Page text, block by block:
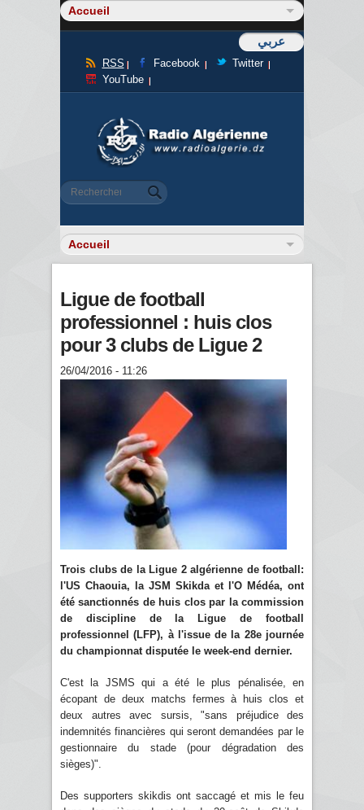
عربي
RSS Facebook
Twitter
YouTube
Formulaire de recherche
Rechercher
Ligue de football
professionnel : huis clos
pour 3 clubs de Ligue 2
26/04/2016 - 11:26
Trois clubs de la Ligue 2 algérienne de football:
l'US Chaouia, la JSM Skikda et l'O Médéa, ont
été sanctionnés de huis clos par la commission
de discipline de la Ligue de football
professionnel (LFP), à l'issue de la 28e journée
du championnat disputée le week-end dernier.
C'est la JSMS qui a été le plus pénalisée, en
écopant de deux matchs fermes à huis clos et
deux autres avec sursis, "sans préjudice des
indemnités financières qui seront demandées par le
gestionnaire du stade (pour dégradation des
sièges)".
Des supporters skikdis ont saccagé et mis le feu